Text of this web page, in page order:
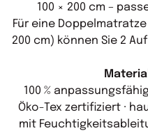
100 × 200 cm –
Für eine Doppelmatratze
200 cm) können Sie 2
100 %
Öko-Tex zertifiziert ·
mit